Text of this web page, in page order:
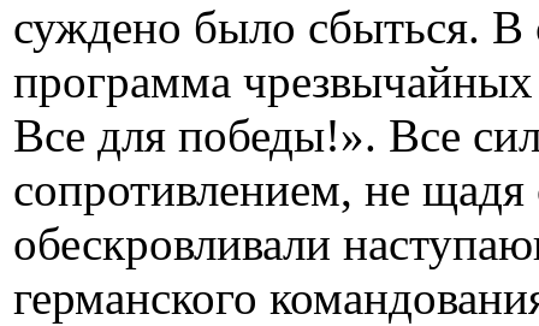
суждено было сбыться. В
программа
Все для победы!». Все
сопротивлением, не
обескровливали
германского